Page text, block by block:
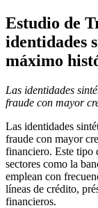
Estudio de
identidades
máximo
Las identidades
fraude con mayor
Las identidades
fraude con mayor
financiero. Este tipo
sectores como la
emplean con
líneas de crédito,
financieros.